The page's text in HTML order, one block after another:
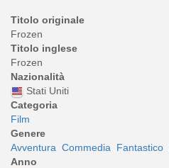
Titolo originale
Frozen
Titolo inglese
Frozen
Nazionalità
Stati Uniti
Categoria
Film
Genere
Avventura Commedia Fantastico
Anno